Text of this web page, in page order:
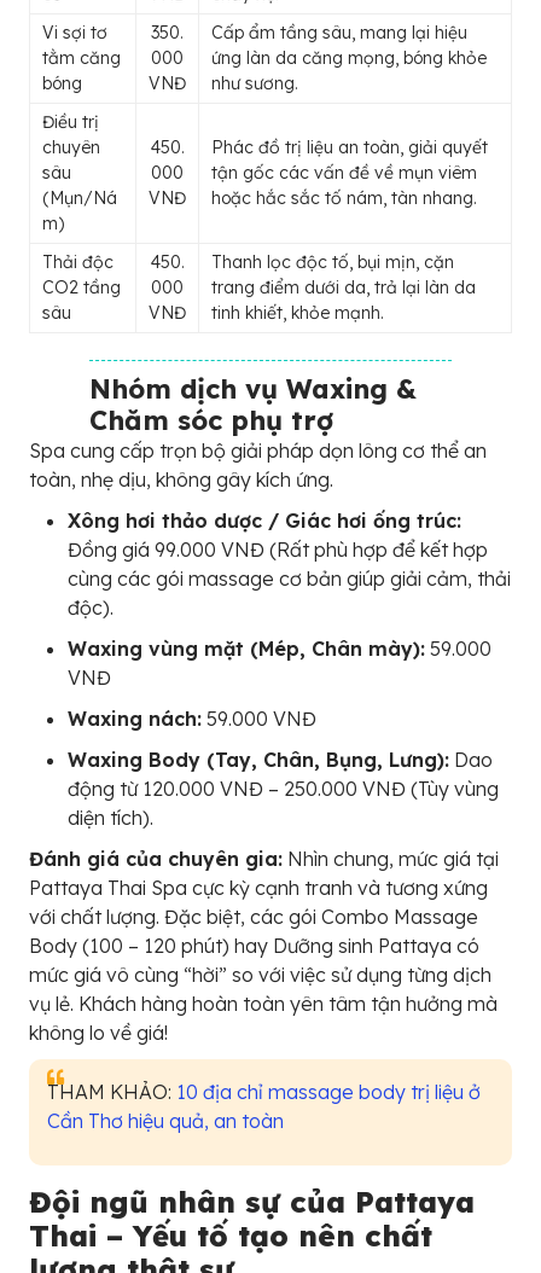
Vi sợi tơ
tằm căng
bóng
350.
000
VNĐ
Cấp ẩm tầng sâu, mang lại hiệu
ứng làn da căng mọng, bóng khỏe
như sương.
Điều trị
chuyên
sâu
(Mụn/Ná
m)
450.
000
VNĐ
Phác đồ trị liệu an toàn, giải quyết
tận gốc các vấn đề về mụn viêm
hoặc hắc sắc tố nám, tàn nhang.
Thải độc
CO2 tầng
sâu
450.
000
VNĐ
Thanh lọc độc tố, bụi mịn, cặn
trang điểm dưới da, trả lại làn da
tinh khiết, khỏe mạnh.
Nhóm dịch vụ Waxing &
Chăm sóc phụ trợ
Spa cung cấp trọn bộ giải pháp dọn lông cơ thể an
toàn, nhẹ dịu, không gây kích ứng.
Xông hơi thảo dược / Giác hơi ống trúc:
Đồng giá 99.000 VNĐ (Rất phù hợp để kết hợp
cùng các gói massage cơ bản giúp giải cảm, thải
độc).
Waxing vùng mặt (Mép, Chân mày): 59.000
VNĐ
Waxing nách: 59.000 VNĐ
Waxing Body (Tay, Chân, Bụng, Lưng): Dao
động từ 120.000 VNĐ – 250.000 VNĐ (Tùy vùng
diện tích).
Đánh giá của chuyên gia: Nhìn chung, mức giá tại
Pattaya Thai Spa cực kỳ cạnh tranh và tương xứng
với chất lượng. Đặc biệt, các gói Combo Massage
Body (100 – 120 phút) hay Dưỡng sinh Pattaya có
mức giá vô cùng “hời” so với việc sử dụng từng dịch
vụ lẻ. Khách hàng hoàn toàn yên tâm tận hưởng mà
không lo về giá!
THAM KHẢO: 10 địa chỉ massage body trị liệu ở
Cần Thơ hiệu quả, an toàn
Đội ngũ nhân sự của Pattaya
Thai – Yếu tố tạo nên chất